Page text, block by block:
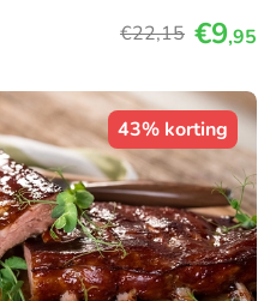
€22,15 €9,95
43% korting